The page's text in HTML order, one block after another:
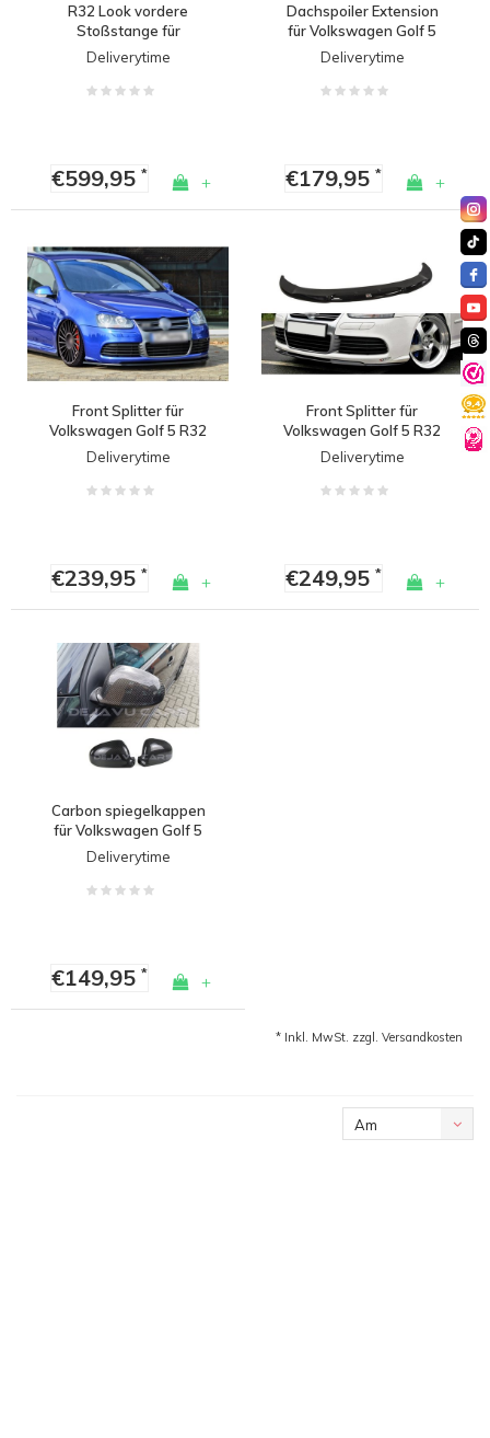
R32 Look vordere
Stoßstange für
Volkswagen Golf 5
Deliverytime
€599,95* +
Dachspoiler Extension
für Volkswagen Golf 5
GTI / R32
Deliverytime
€179,95* +
Front Splitter für
Volkswagen Golf 5 R32
Deliverytime
€239,95* +
Front Splitter für
Volkswagen Golf 5 R32
Deliverytime
€249,95* +
Carbon spiegelkappen
für Volkswagen Golf 5
Deliverytime
€149,95* +
* Inkl. MwSt. zzgl. Versandkosten
Am